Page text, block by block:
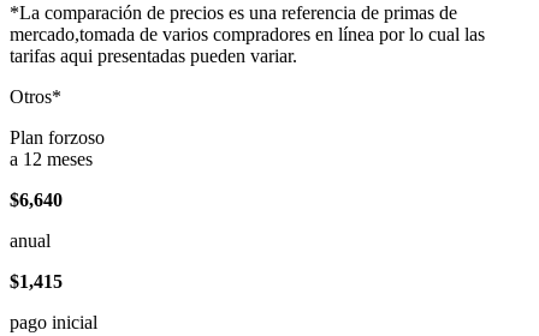
*La comparación de precios es una referencia de primas de
mercado,tomada de varios compradores en línea por lo cual las
tarifas aqui presentadas pueden variar.
Otros*
Plan forzoso
a 12 meses
$6,640
anual
$1,415
pago inicial